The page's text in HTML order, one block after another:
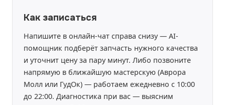
Как записаться
Напишите в онлайн-чат справа снизу — AI-
помощник подберёт запчасть нужного качества
и уточнит цену за пару минут. Либо позвоните
напрямую в ближайшую мастерскую (Аврора
Молл или ГудОк) — работаем ежедневно с 10:00
до 22:00. Диагностика при вас — выясним